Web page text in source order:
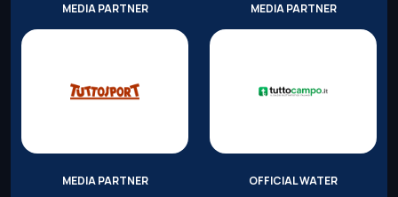
MEDIA PARTNER MEDIA PARTNER
MEDIA PARTNER OFFICIAL WATER